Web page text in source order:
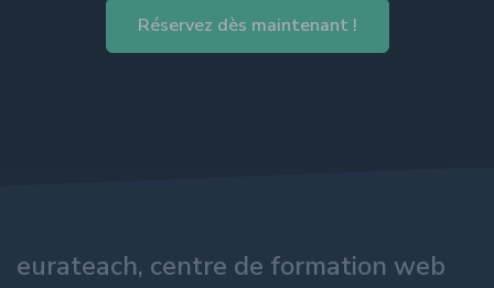
Réservez dès maintenant !
eurateach, centre de formation web